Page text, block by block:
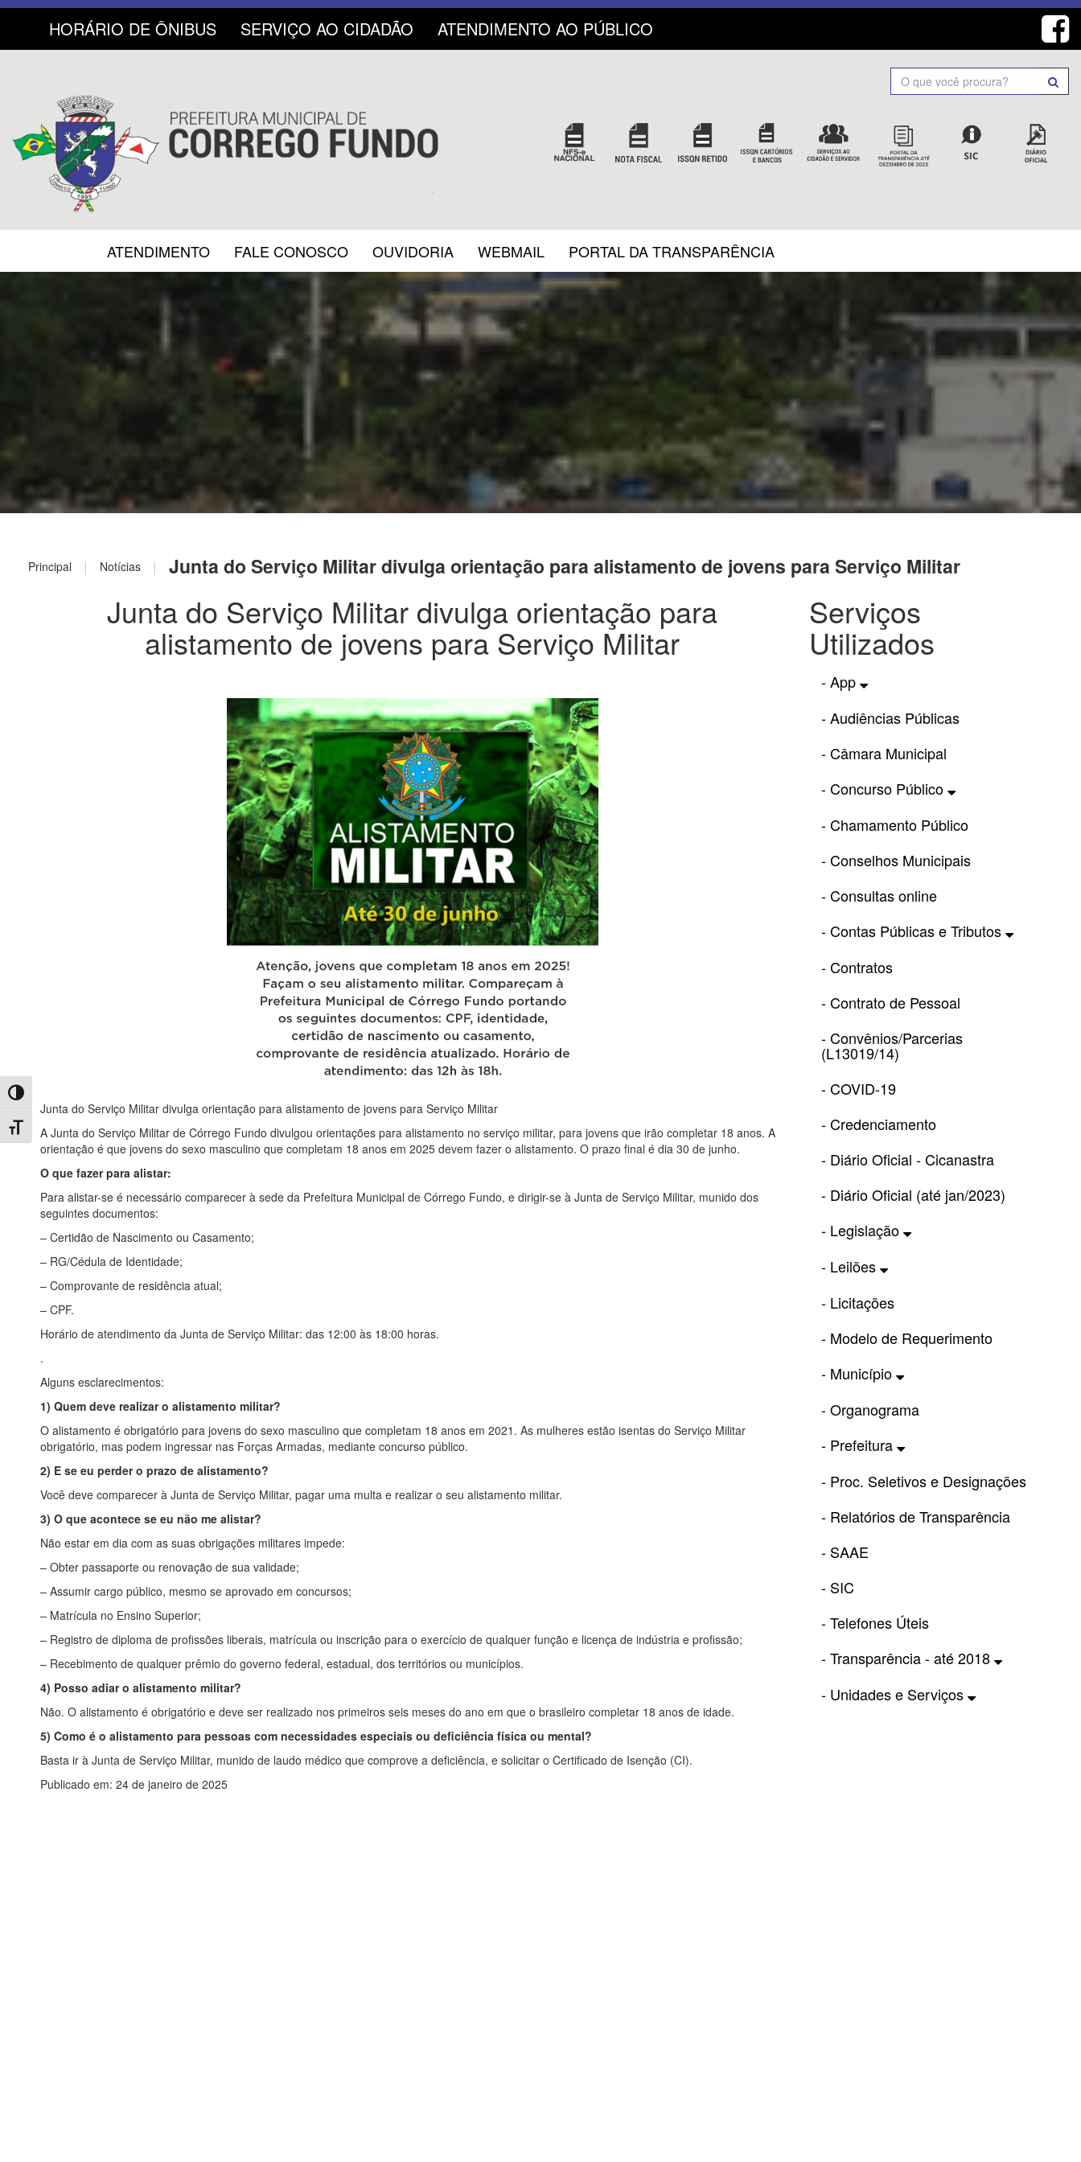
Toggle High Contrast
Toggle Font size
HORÁRIO DE ÔNIBUS SERVIÇO AO CIDADÃO ATENDIMENTO AO PÚBLICO
Search
ATENDIMENTO FALE CONOSCO OUVIDORIA WEBMAIL PORTAL DA TRANSPARÊNCIA
Principal | Notícias | Junta do Serviço Militar divulga orientação para alistamento de jovens para Serviço Militar
Junta do Serviço Militar divulga orientação para
alistamento de jovens para Serviço Militar
Junta do Serviço Militar divulga orientação para alistamento de jovens para Serviço Militar
A Junta do Serviço Militar de Córrego Fundo divulgou orientações para alistamento no serviço militar, para jovens que irão completar 18 anos. A
orientação é que jovens do sexo masculino que completam 18 anos em 2025 devem fazer o alistamento. O prazo final é dia 30 de junho.
O que fazer para alistar:
Para alistar-se é necessário comparecer à sede da Prefeitura Municipal de Córrego Fundo, e dirigir-se à Junta de Serviço Militar, munido dos
seguintes documentos:
– Certidão de Nascimento ou Casamento;
– RG/Cédula de Identidade;
– Comprovante de residência atual;
– CPF.
Horário de atendimento da Junta de Serviço Militar: das 12:00 às 18:00 horas.
.
Alguns esclarecimentos:
1) Quem deve realizar o alistamento militar?
O alistamento é obrigatório para jovens do sexo masculino que completam 18 anos em 2021. As mulheres estão isentas do Serviço Militar
obrigatório, mas podem ingressar nas Forças Armadas, mediante concurso público.
2) E se eu perder o prazo de alistamento?
Você deve comparecer à Junta de Serviço Militar, pagar uma multa e realizar o seu alistamento militar.
3) O que acontece se eu não me alistar?
Não estar em dia com as suas obrigações militares impede:
– Obter passaporte ou renovação de sua validade;
– Assumir cargo público, mesmo se aprovado em concursos;
– Matrícula no Ensino Superior;
– Registro de diploma de profissões liberais, matrícula ou inscrição para o exercício de qualquer função e licença de indústria e profissão;
– Recebimento de qualquer prêmio do governo federal, estadual, dos territórios ou municípios.
4) Posso adiar o alistamento militar?
Não. O alistamento é obrigatório e deve ser realizado nos primeiros seis meses do ano em que o brasileiro completar 18 anos de idade.
5) Como é o alistamento para pessoas com necessidades especiais ou deficiência física ou mental?
Basta ir à Junta de Serviço Militar, munido de laudo médico que comprove a deficiência, e solicitar o Certificado de Isenção (CI).
Publicado em: 24 de janeiro de 2025
Serviços
Utilizados
- App
- Audiências Públicas
- Câmara Municipal
- Concurso Público
- Chamamento Público
- Conselhos Municipais
- Consultas online
- Contas Públicas e Tributos
- Contratos
- Contrato de Pessoal
- Convênios/Parcerias
(L13019/14)
- COVID-19
- Credenciamento
- Diário Oficial - Cicanastra
- Diário Oficial (até jan/2023)
- Legislação
- Leilões
- Licitações
- Modelo de Requerimento
- Município
- Organograma
- Prefeitura
- Proc. Seletivos e Designações
- Relatórios de Transparência
- SAAE
- SIC
- Telefones Úteis
- Transparência - até 2018
- Unidades e Serviços